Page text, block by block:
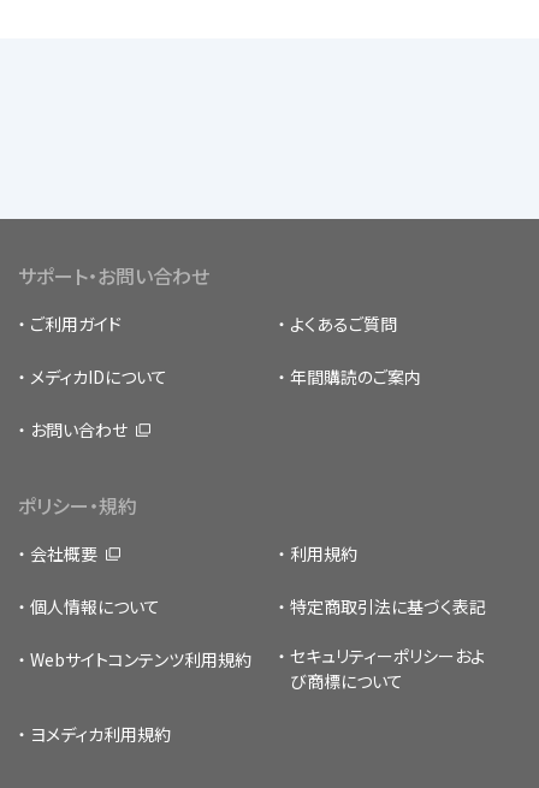
サポート・お問い合わせ
ご利用ガイド よくあるご質問
メディカIDについて 年間購読のご案内
お問い合わせ
ポリシー・規約
会社概要 利用規約
個人情報について 特定商取引法に基づく表記
Webサイトコンテンツ利用規約 セキュリティーポリシー およ
び商標について
ヨメディカ利用規約